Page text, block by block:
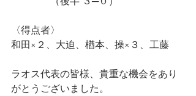
〈得点者〉
和田×２、大迫、楢本、操×３、工藤
ラオス代表の皆様、貴重な機会をあり
がとうございました。